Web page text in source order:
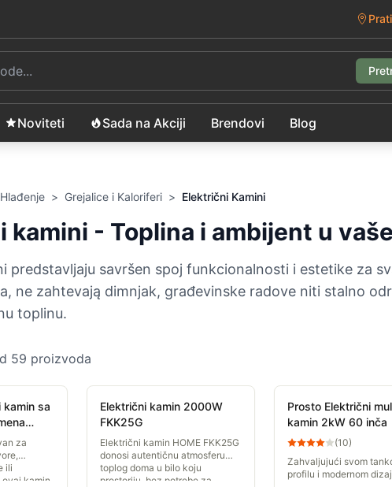
Noviteti Sada na Akciji Brendovi Blog
> Grejalice i Kaloriferi > Električni Kamini
kamini - Toplina i ambijent u
predstavljaju savršen spoj funkcionalnosti i estetike za
ne zahtevają dimnjak, građevinske radove niti stalno
toplinu.
59 proizvoda
kamin sa
za
ili
kamin
Električni kamin 2000W
FKK25G
Električni kamin HOME FKK25G
donosi autentičnu atmosferu
toplog doma u bilo koju
prostoriju, bez potrebe za
Prosto Električni
kamin 2kW 60 inča
(10)
Zahvaljujući svom
profilu i modernom